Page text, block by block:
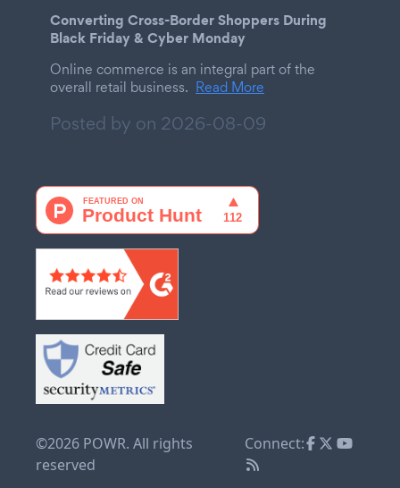
Converting Cross-Border Shoppers During
Black Friday & Cyber Monday
Online commerce is an integral part of the
overall retail business. Read More
Posted by on 2026-08-09
©2026 POWR. All rights
reserved
Connect: